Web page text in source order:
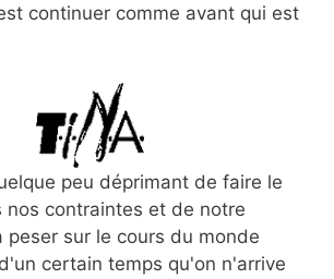
continuer comme avant qui est
peu déprimant de faire le
contraintes et de notre
peser sur le cours du monde
certain temps qu'on n'arrive